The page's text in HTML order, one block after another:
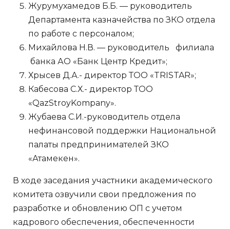
Журумухамедов Б.Б. — руководитель
Департамента казначейства по ЗКО отдела
по работе с персоналом;
Михайлова Н.В. — руководитель филиала
банка АО «Банк Центр Кредит»;
Хрысев Д.А.- директор ТОО «TRISTAR»;
Кабесова С.Х.- директор ТОО
«QazStroyKompany».
Жубаева С.И.-руководитель отдела
нефинансовой поддержки Национальной
палаты предпринимателей ЗКО
«Атамекен».
В ходе заседания участники академического
комитета озвучили свои предложения по
разработке и обновлению ОП с учетом
кадрового обеспечения, обеспеченности